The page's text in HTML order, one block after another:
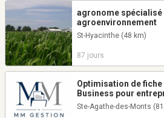
agronome spécialisé
agroenvironnement
St-Hyacinthe (48 km)
87 jours
Optimisation de
Business pour
Ste-Agathe-des-Monts